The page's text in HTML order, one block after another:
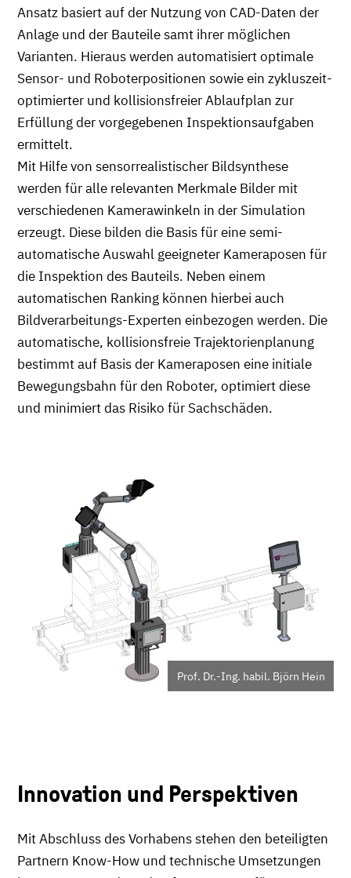
Ansatz basiert auf der Nutzung von CAD-Daten der
Anlage und der Bauteile samt ihrer möglichen
Varianten. Hieraus werden automatisiert optimale
Sensor- und Roboterpositionen sowie ein zykluszeit-
optimierter und kollisionsfreier Ablaufplan zur
Erfüllung der vorgegebenen Inspektionsaufgaben
ermittelt.
Mit Hilfe von sensorrealistischer Bildsynthese
werden für alle relevanten Merkmale Bilder mit
verschiedenen Kamerawinkeln in der Simulation
erzeugt. Diese bilden die Basis für eine semi-
automatische Auswahl geeigneter Kameraposen für
die Inspektion des Bauteils. Neben einem
automatischen Ranking können hierbei auch
Bildverarbeitungs-Experten einbezogen werden. Die
automatische, kollisionsfreie Trajektorienplanung
bestimmt auf Basis der Kameraposen eine initiale
Bewegungsbahn für den Roboter, optimiert diese
und minimiert das Risiko für Sachschäden.
Prof. Dr.-Ing. habil. Björn Hein
Innovation und Perspektiven
Mit Abschluss des Vorhabens stehen den beteiligten
Partnern Know-How und technische Umsetzungen